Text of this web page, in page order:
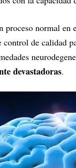
proceso normal
control de calidad
devastadoras.